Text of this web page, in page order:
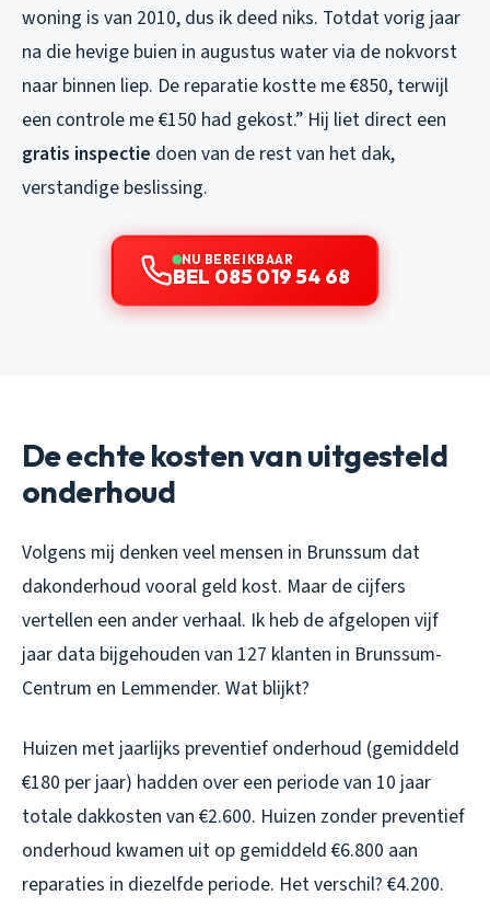
woning is van 2010, dus ik deed niks. Totdat vorig jaar
na die hevige buien in augustus water via de nokvorst
naar binnen liep. De reparatie kostte me €850, terwijl
een controle me €150 had gekost.” Hij liet direct een
gratis inspectie doen van de rest van het dak,
verstandige beslissing.
NU BEREIKBAAR
BEL 085 019 54 68
De echte kosten van uitgesteld
onderhoud
Volgens mij denken veel mensen in Brunssum dat
dakonderhoud vooral geld kost. Maar de cijfers
vertellen een ander verhaal. Ik heb de afgelopen vijf
jaar data bijgehouden van 127 klanten in Brunssum-
Centrum en Lemmender. Wat blijkt?
Huizen met jaarlijks preventief onderhoud (gemiddeld
€180 per jaar) hadden over een periode van 10 jaar
totale dakkosten van €2.600. Huizen zonder preventief
onderhoud kwamen uit op gemiddeld €6.800 aan
reparaties in diezelfde periode. Het verschil? €4.200.